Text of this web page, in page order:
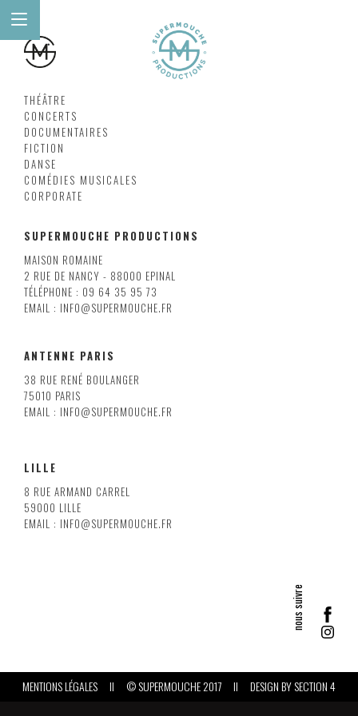
THÉÂTRE
CONCERTS
DOCUMENTAIRES
FICTION
DANSE
COMÉDIES MUSICALES
CORPORATE
SUPERMOUCHE PRODUCTIONS
MAISON ROMAINE
2 RUE DE NANCY - 88000 EPINAL
TÉLÉPHONE : 09 64 35 95 73
EMAIL : INFO@SUPERMOUCHE.FR
ANTENNE PARIS
38 RUE RENÉ BOULANGER
75010 PARIS
EMAIL : INFO@SUPERMOUCHE.FR
LILLE
8 RUE ARMAND CARREL
59000 LILLE
EMAIL : INFO@SUPERMOUCHE.FR
MENTIONS LÉGALES II © SUPERMOUCHE 2017 II DESIGN BYSECTION 4